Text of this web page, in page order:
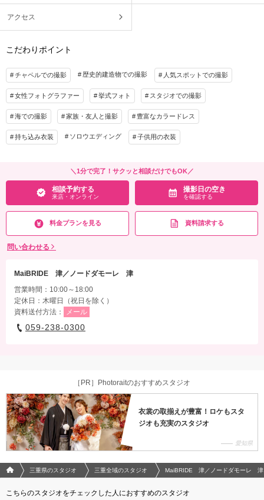
アクセス
こだわりポイント
チャペルでの撮影 歴史的建造物での撮影 人気スポットでの撮影
女性フォトグラファー 挙式フォト スタジオでの撮影
海での撮影 家族・友人と撮影 豊富なカラードレス
持ち込み衣装 ソロウエディング 子供用の衣装
＼1分で完了！サクッと相談だけでもOK／
相談予約する
来店・オンライン
撮影日の空き
を確認する
料金プランを見る 資料請求する
問い合わせる
MaiBRIDE 津／ノードダモーレ 津
営業時間：10:00～18:00
定休日：木曜日（祝日を除く）
資料送付方法：
メール
059-238-0300
［PR］Photoraitのおすすめスタジオ
衣裳の取揃えが豊富！ロケもスタ
ジオも充実のスタジオ
愛知県
フォトウエディング/結婚写真のPhotorait ホーム
三重県のスタジオ 三重全域のスタジオ MaiBRIDE 津／ノードダモーレ 津
こちらのスタジオをチェックした人におすすめのスタジオ